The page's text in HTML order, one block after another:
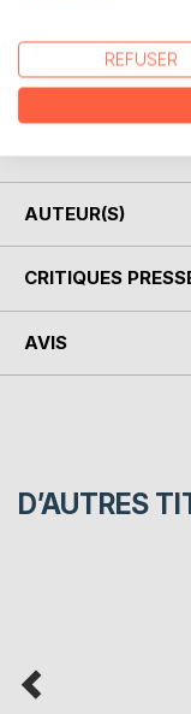
Ce livre contient la
roman, le résumé
thèmes principaux
AUTEUR(S)
CRITIQUES
AVIS
D’AUTRES
REFUSER